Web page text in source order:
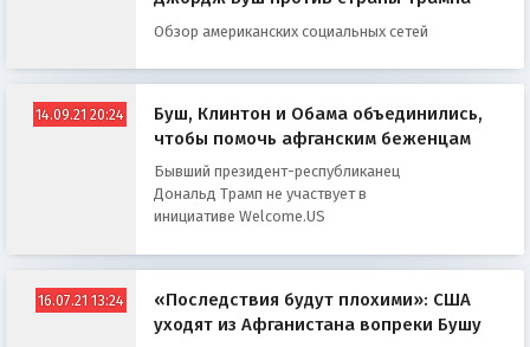
Обзор американских социальных сетей
14.09.21 20:24
Буш, Клинтон и Обама объединились,
чтобы помочь афганским беженцам
Бывший президент-республиканец
Дональд Трамп не участвует в
инициативе Welcome.US
16.07.21 13:24
«Последствия будут плохими»: США
уходят из Афганистана вопреки Бушу